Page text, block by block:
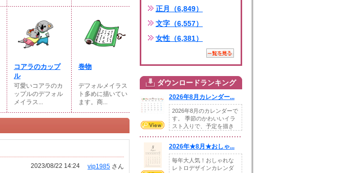
コアラのカップ
ル
可愛いコアラのカ
ップルのデフォル
メイラス...
巻物
デフォルメイラス
ト多めに描いてい
ます。商...
vip1985 さん
2023/08/22 14:24
正月（6,849）
文字（6,557）
女性（6,381）
ダウンロードランキング
2026年8月カレンダー...
2026年8月のカレンダーで
す。 季節のかわいいイラ
スト入りで、予定を描き
2026年★8月★おしゃ...
毎年大人気！おしゃれな
レトロデザインカレンダ